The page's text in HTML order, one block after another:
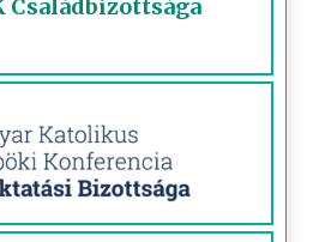
Családbizottsága